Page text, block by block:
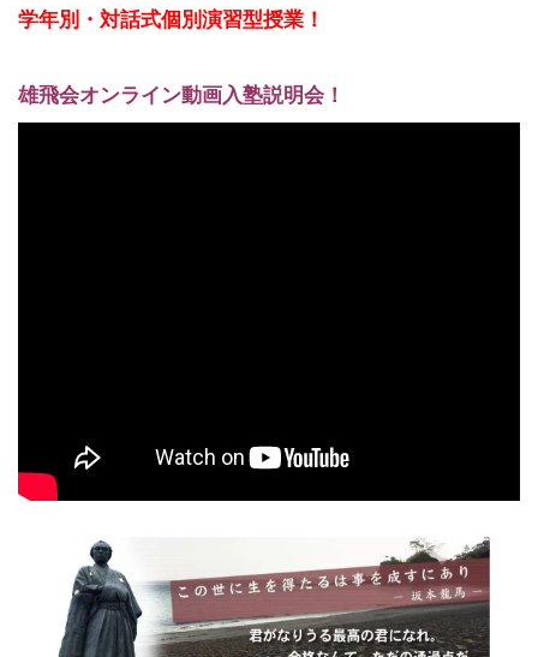
学年別・対話式個別演習型授業！
雄飛会オンライン動画入塾説明会！